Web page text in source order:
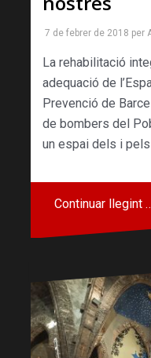
7 de febrer de 2018 per
La rehabilitació
adequació de
Prevenció de
de bombers del
un espai dels i
Continuar llegint